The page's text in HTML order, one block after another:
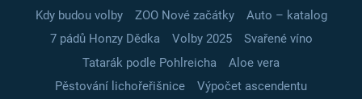
Kdy budou volby
ZOO Nové začátky
Auto – katalog
7 pádů Honzy Dědka
Volby 2025
Svařené víno
Tatarák podle Pohlreicha
Aloe vera
Pěstování lichořeřišnice
Výpočet ascendentu